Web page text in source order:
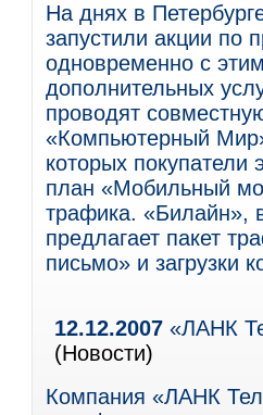
На днях в
запустили акции по
одновременно с
дополнительных
проводят
«Компьютерный
которых покупатели
план «Мобильный
трафика. «Билайн»,
предлагает пакет
письмо» и загрузки
12.12.2007 «ЛАНК
(Новости)
Компания «ЛАНК